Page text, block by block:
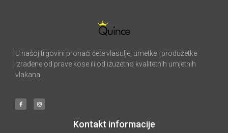
U našoj trgovini pronaći ćete vlasulje, umetke i produžetke
izrađene od prave kose ili od izuzetno kvalitetnih umjetnih
vlakana.
Kontakt informacije